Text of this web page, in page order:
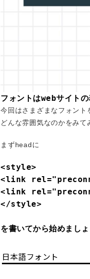
フォントはwebサイト
今回はさまざまなフォント
どんな雰囲気なのかをみて
まずheadに
<style>
<link
<link
</style>
を書いてから始めましょ
日本語フォント